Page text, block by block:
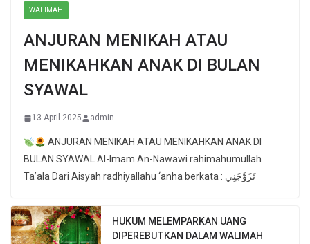
WALIMAH
ANJURAN MENIKAH ATAU
MENIKAHKAN ANAK DI BULAN
SYAWAL
13 April 2025 admin
ANJURAN MENIKAH ATAU MENIKAHKAN ANAK DI
BULAN SYAWAL Al-Imam An-Nawawi rahimahumullah
Ta’ala Dari Aisyah radhiyallahu ‘anha berkata : تَزَوَّجَنِي
HUKUM MELEMPARKAN UANG
DIPEREBUTKAN DALAM WALIMAH